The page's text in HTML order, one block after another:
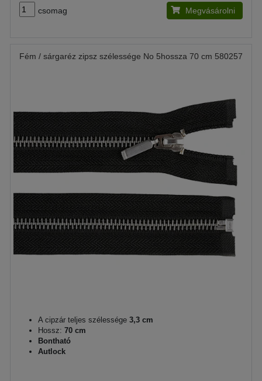
csomag Megvásárolni
Fém / sárgaréz zipsz szélessége No 5hossza 70 cm 580257
A cipzár teljes szélessége 3,3 cm
Hossz: 70 cm
Bontható
Autlock